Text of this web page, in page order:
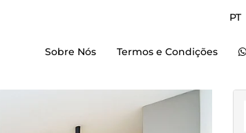
PT
Sobre Nós Termos e Condições